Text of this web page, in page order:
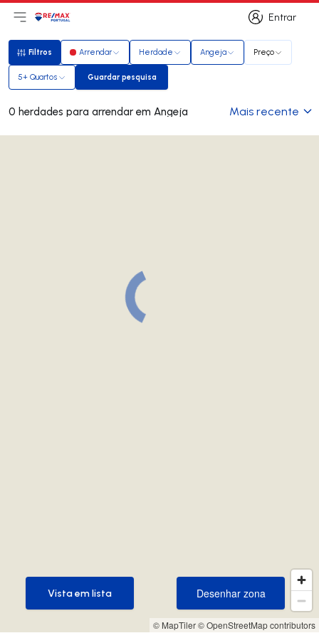
Entrar
Entrar
Abri menu principal
LogoIr para página inicial
Filtros
Filtros Arrendar Herdade Angeja Preço
5+ Quartos Guardar pesquisa
Guardar pesquisa
0 herdades para arrendar em Angeja Mais recente
© MapTiler© OpenStreetMap contributors
Desenhar zona
Desenhar zona
Vista em lista
Vista em lista